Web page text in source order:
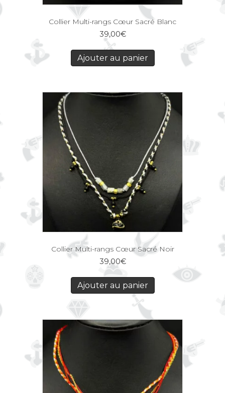
Collier Multi-rangs Cœur Sacré Blanc
39,00€
Ajouter au panier
Collier Multi-rangs Cœur Sacré Noir
39,00€
Ajouter au panier